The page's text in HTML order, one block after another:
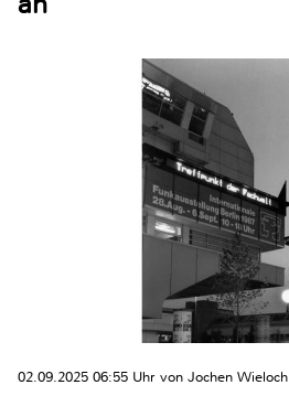
02.09.2025 06:55 Uhr von Jochen Wieloch